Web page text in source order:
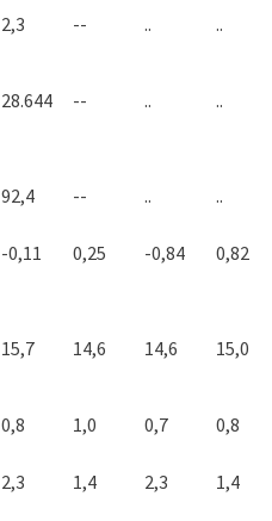
2,3 -- .. ..
28.644 -- .. ..
92,4 -- .. ..
-0,11 0,25 -0,84 0,82
15,7 14,6 14,6 15,0
0,8 1,0 0,7 0,8
2,3 1,4 2,3 1,4